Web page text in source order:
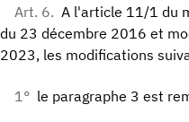
Art. 6. A l'article 11/1 du
du 23 décembre 2016 et
2023, les modifications
1° le paragraphe 3 est